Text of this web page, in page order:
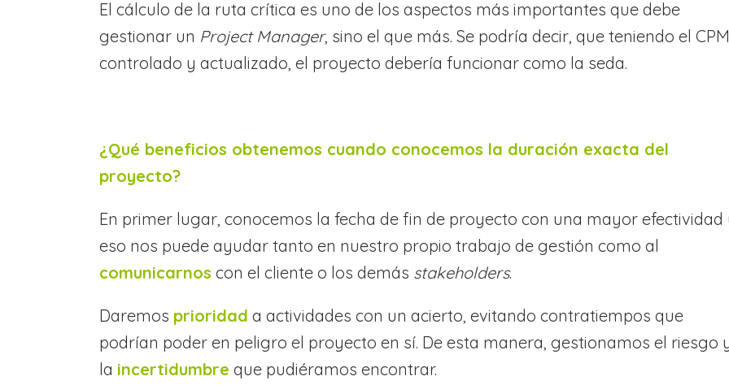
El cálculo de la ruta crítica es uno de los aspectos más importantes que debe
gestionar un Project Manager, sino el que más. Se podría decir, que teniendo el CPM
controlado y actualizado, el proyecto debería funcionar como la seda.
¿Qué beneficios obtenemos cuando conocemos la duración exacta del
proyecto?
En primer lugar, conocemos la fecha de fin de proyecto con una mayor efectividad
eso nos puede ayudar tanto en nuestro propio trabajo de gestión como al
comunicarnos con el cliente o los demás stakeholders.
Daremos prioridad a actividades con un acierto, evitando contratiempos que
podrían poder en peligro el proyecto en sí. De esta manera, gestionamos el riesgo
la incertidumbre que pudiéramos encontrar.